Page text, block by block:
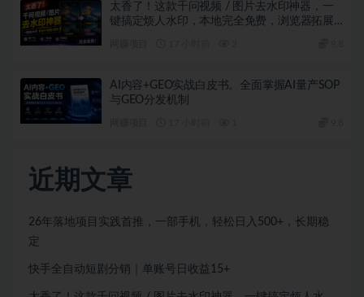
太香了！这款千问视频 / 图片去水印神器，一
键搞定烦人水印，本地完全免费，浏览器拓展
AI内容+GEO实战白皮书。全面掌握AI量产SOP
与GEO分发机制
近期文章
26年落地项目实践首推，一部手机，轻松日入500+，长期稳
定
快手全自动短剧分销｜单账号日收益15+